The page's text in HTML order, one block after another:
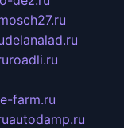
delanalad.ru
roadli.ru
farm.ru
autodamp.ru